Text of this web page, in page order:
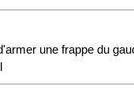
une frappe du